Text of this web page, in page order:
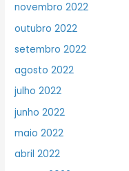
novembro 2022
outubro 2022
setembro 2022
agosto 2022
julho 2022
junho 2022
maio 2022
abril 2022